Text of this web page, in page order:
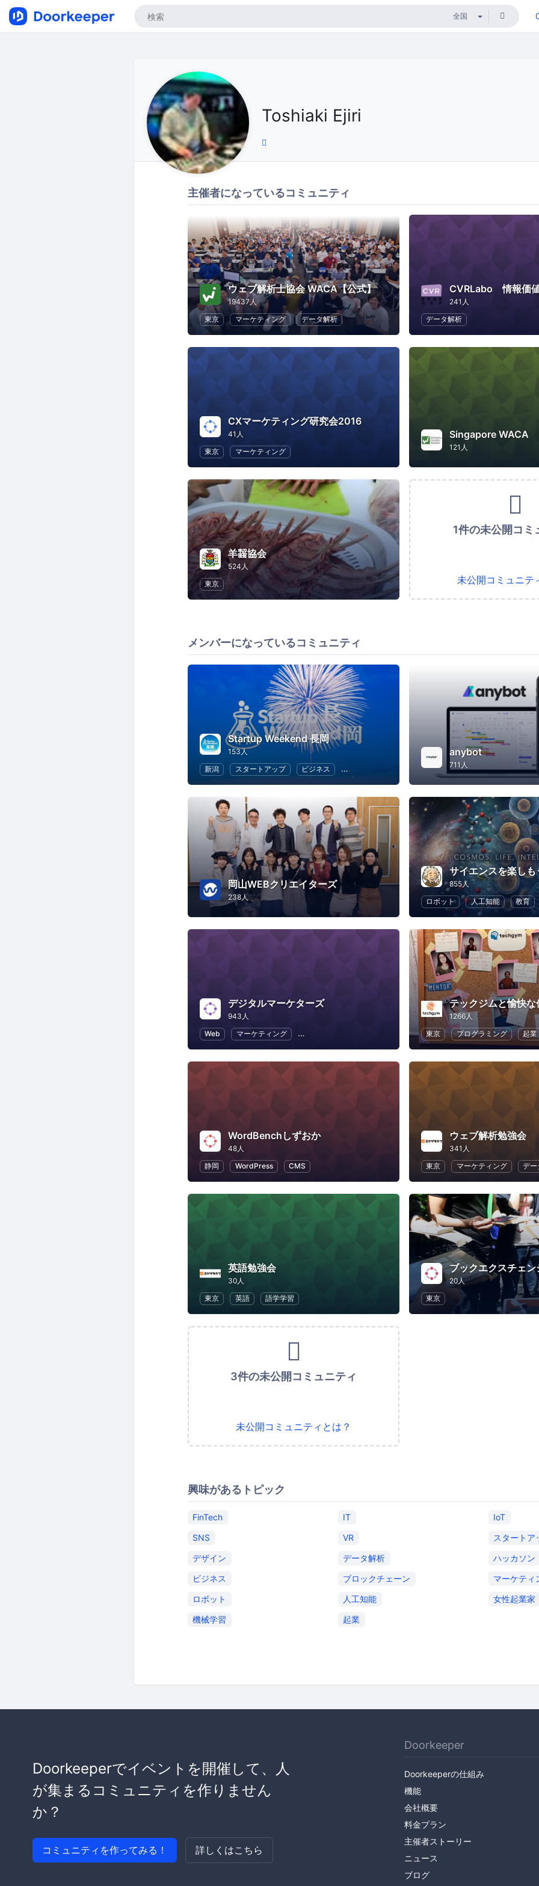
Toshiaki Ejiri
主催者になっているコミュニティ
ウェブ解析士協会 WACA【公式】
19437人
東京
マーケティング データ解析
CVRLabo 情報価
241人
データ解析
CXマーケティング研究会2016
41人
東京
マーケティング
Singapore WACA
121人
羊齧協会
524人
東京
1件の未公開コミ
未公開コミュニテ
メンバーになっているコミュニティ
Startup Weekend 長岡
153人
新潟
スタートアップ ビジネス ハッカソン 女性起業家
anybot
711人
岡山WEBクリエイターズ
238人
サイエンスを楽しも
855人
ロボット
人工知能 教育
デジタルマーケターズ
943人
Web
マーケティング SEO（検索エンジン最適化） SNS ウェブ解析士協会
テックジムと愉快な
1266人
東京
プログラミング 起業
WordBenchしずおか
48人
静岡
WordPress CMS
ウェブ解析勉強会
341人
東京
マーケティング デー
英語勉強会
30人
東京
英語 語学学習
ブックエクスチェン
20人
東京
3件の未公開コミュニティ
未公開コミュニティとは？
興味があるトピック
FinTech IT
IoT
SNS
VR
スタートア
デザイン
データ解析
ハッカソン
ビジネス
ブロックチェーン
マーケティ
ロボット
人工知能
女性起業家
機械学習
起業
Doorkeeperでイベントを開催して、人
が集まるコミュニティを作りません
か？
コミュニティを作ってみる！ 詳しくはこちら
Doorkeeper
Doorkeeperの仕組み
機能
会社概要
料金プラン
主催者ストーリー
ニュース
ブログ